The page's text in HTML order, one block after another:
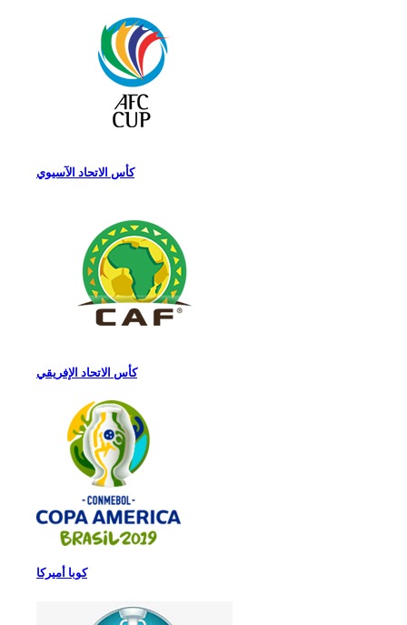
كأس الاتحاد الآسيوي
كأس الاتحاد الإفريقي
كوبا أميركا